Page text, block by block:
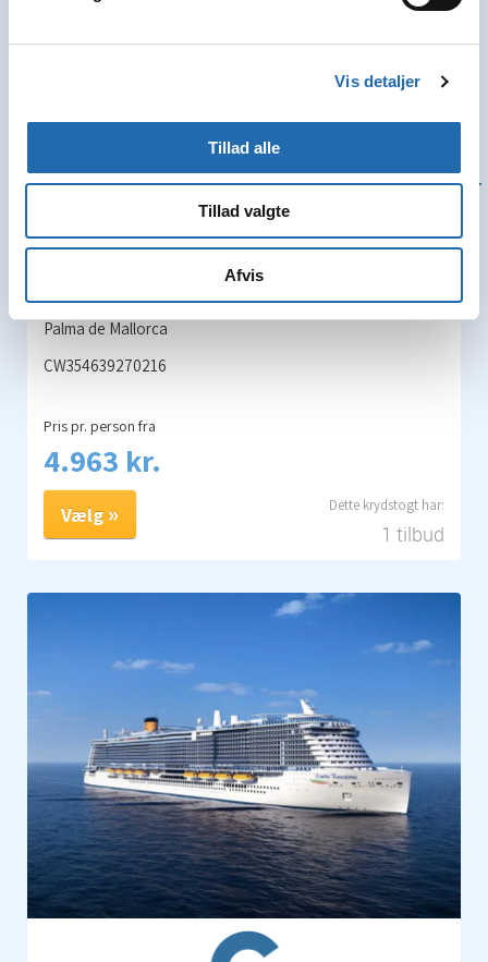
Vis detaljer
Tillad alle
Tillad valgte
Afvis
Nætter
Vestlige Middelhav 8 dage fra/til
Palma de Mallorca
Skib »Costa Toscana«
Afrejsedato: 09.02.2027
Sejlrute: Palma de Mallorca - På havet - Palermo, Sicilien -
Civitavecchia, Rom - Savona - Marseille - Barcelona -
Palma de Mallorca
CW354639270216
Pris pr. person fra
4.963 kr.
1 tilbud
Vælg